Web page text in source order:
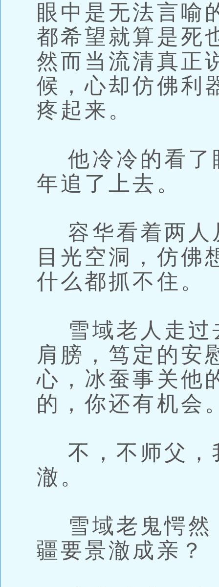
眼中是无法言喻
都希望就算是死
然而当流清真正
候，心却仿佛利
疼起来。
他冷冷的看了
年追了上去。
容华看着两人
目光空洞，仿佛
什么都抓不住。
雪域老人走过
肩膀，笃定的安
心，冰蚕事关他
的，你还有机会
不，不师父，
澈。
雪域老鬼愕然
疆要景澈成亲？